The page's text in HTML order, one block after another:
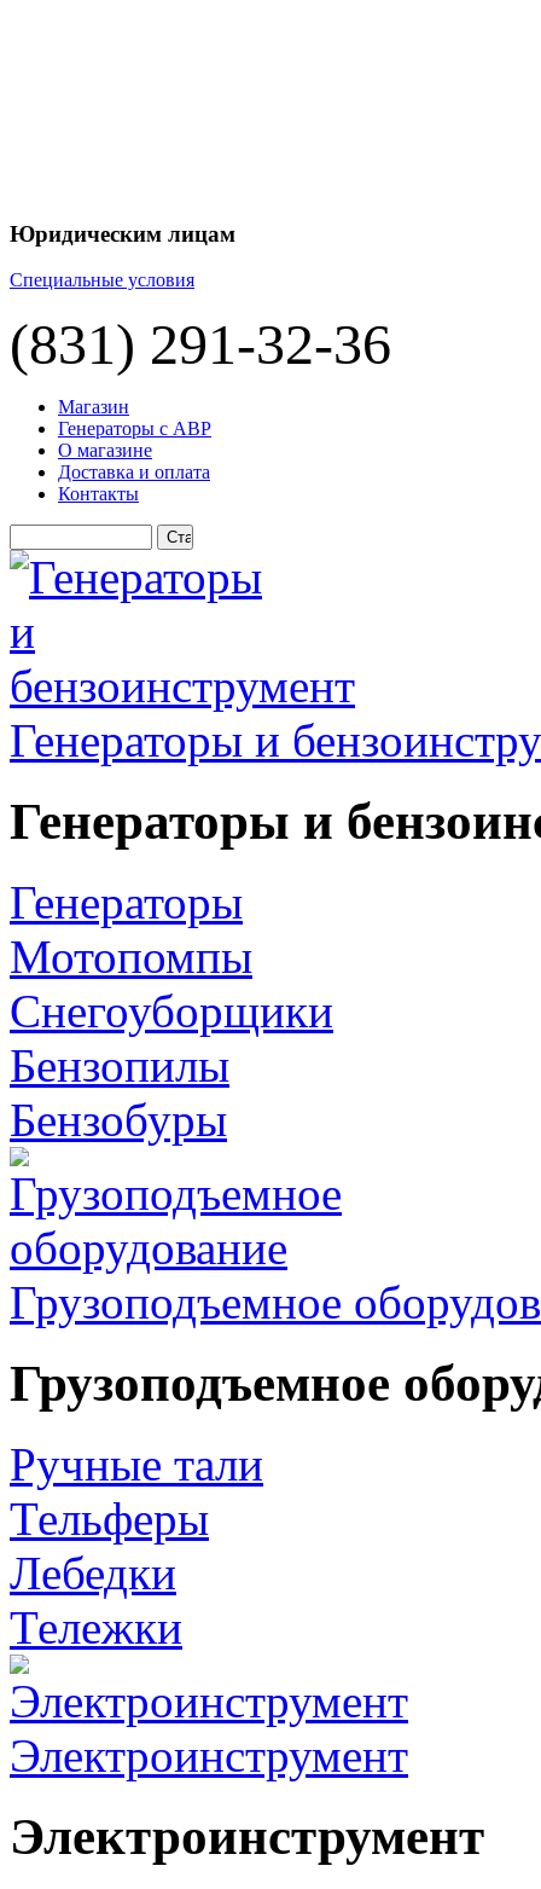
Юридическим лицам
Специальные условия
(831) 291-32-36
Магазин
Генераторы с АВР
О магазине
Доставка и оплата
Контакты
Генераторы и
Генераторы и
Генераторы
Мотопомпы
Снегоуборщики
Бензопилы
Бензобуры
Грузоподъемное
Грузоподъемное
Ручные тали
Тельферы
Лебедки
Тележки
Электроинструмент
Электроинструмент